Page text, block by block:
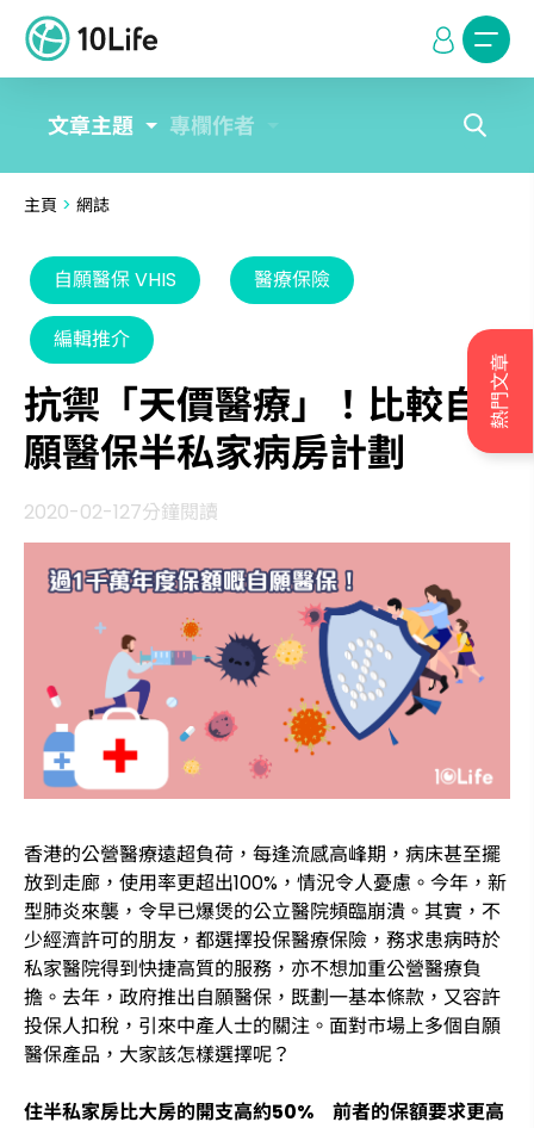
熱門文章
文章主題 專欄作者
主頁 > 網誌
自願醫保 VHIS 醫療保險
編輯推介
抗禦「天價醫療」！比較自
願醫保半私家病房計劃
2020-02-127分鐘閱讀
香港的公營醫療遠超負荷，每逢流感高峰期，病床甚至擺
放到走廊，使用率更超出100%，情況令人憂慮。今年，新
型肺炎來襲，令早已爆煲的公立醫院頻臨崩潰。其實，不
少經濟許可的朋友，都選擇投保醫療保險，務求患病時於
私家醫院得到快捷高質的服務，亦不想加重公營醫療負
擔。去年，政府推出自願醫保，既劃一基本條款，又容許
投保人扣稅，引來中產人士的關注。面對市場上多個自願
醫保產品，大家該怎樣選擇呢？
住半私家房比大房的開支高約50% 前者的保額要求更高